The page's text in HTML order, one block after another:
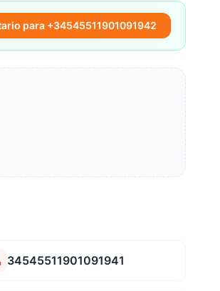
para +34545511901091942
34545511901091941